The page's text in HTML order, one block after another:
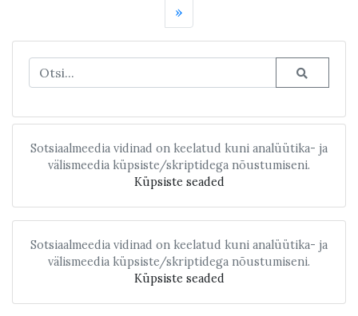
»
Sotsiaalmeedia vidinad on keelatud kuni analüütika- ja
välismeedia küpsiste/skriptidega nõustumiseni.
Küpsiste seaded
Sotsiaalmeedia vidinad on keelatud kuni analüütika- ja
välismeedia küpsiste/skriptidega nõustumiseni.
Küpsiste seaded